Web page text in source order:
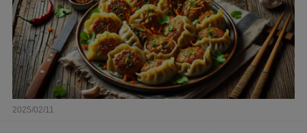
2025/02/11